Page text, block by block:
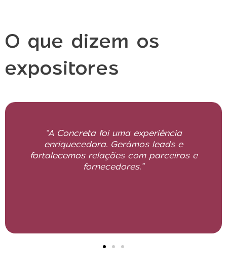
O que dizem os
expositores
“A Concreta foi uma experiência
enriquecedora. Gerámos leads e
fortalecemos relações com parceiros e
fornecedores.”